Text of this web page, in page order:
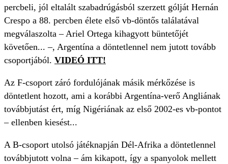
percbeli, jól eltalált szabadrúgásból szerzett gólját Hernán
Crespo a 88. percben élete első vb-döntős találatával
megválaszolta – Ariel Ortega kihagyott büntetőjét
követően... –, Argentína a döntetlennel nem jutott tovább
csoportjából. VIDEÓ ITT!
Az F-csoport záró fordulójának másik mérkőzése is
döntetlent hozott, ami a korábbi Argentína-verő Angliának
továbbjutást ért, míg Nigériának az első 2002-es vb-pontot
– ellenben kiesést...
A B-csoport utolsó játéknapján Dél-Afrika a döntetlennel
továbbjutott volna – ám kikapott, így a spanyolok mellett